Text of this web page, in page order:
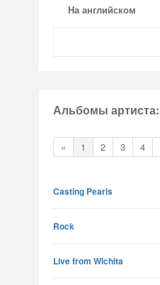
На английском
Альбомы артиста:
« 1 2 3 4
Casting Pearls
Rock
Live from Wichita